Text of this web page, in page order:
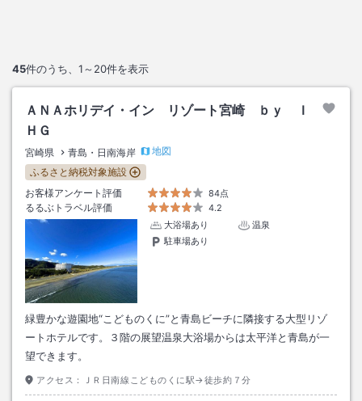
45件のうち、 1～20件を表示
ＡＮＡホリデイ・イン リゾート宮崎 ｂｙ Ｉ
ＨＧ
宮崎県 青島・日南海岸
地図
ふるさと納税対象施設
お客様アンケート評価
84点
るるぶトラベル評価
4.2
大浴場あり
温泉
駐車場あり
緑豊かな遊園地“こどものくに”と青島ビーチに隣接する大型リゾ
ートホテルです。３階の展望温泉大浴場からは太平洋と青島が一
望できます。
アクセス： ＪＲ日南線こどものくに駅→徒歩約７分